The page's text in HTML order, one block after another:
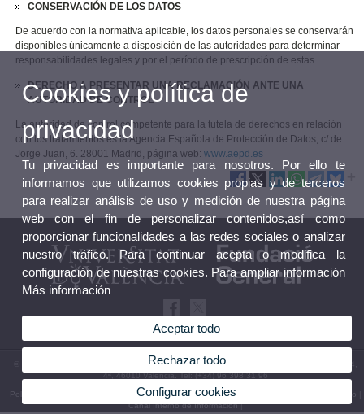
CONSERVACIÓN DE LOS DATOS
De acuerdo con la normativa aplicable, los datos personales se conservarán
disponibles únicamente a disposición de las autoridades para determinar
responsabilidades legales y por el período de prescripción de estas.
DERECHO A PRESENTAR UNA RECLAMACIÓN ANTE UNA
AUTORIDAD DE CONTROL
La autoridad de control competente para la tutela de derechos en relación
con los tratamientos es la Agencia Española de Protección de Datos, c/ de
Jorge Juan, 6. 28001 Madrid, página web:www.aepd.es
© 2026 UV. - Fundación General - Área de Actividades Musicales, C/ Amadeo de Saboya 4,
4ª, 46010 Valencia. Tel: (+34) 96 398 31 96
Política privacidad Transparencia|Buzón FGUV| Términos y condiciones de uso
Canal Interno de Información|
Cookies y política de
privacidad
Tu privacidad es importante para nosotros. Por ello te
informamos que utilizamos cookies propias y de terceros
para realizar análisis de uso y medición de nuestra página
web con el fin de personalizar contenidos,así como
proporcionar funcionalidades a las redes sociales o analizar
nuestro tráfico. Para continuar acepta o modifica la
configuración de nuestras cookies. Para ampliar información
Más información
Aceptar todo
Rechazar todo
Configurar cookies